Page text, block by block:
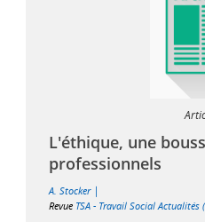
L'éthique, une
professionnels
A. Stocker |
Revue TSA - Travail Social Actualités